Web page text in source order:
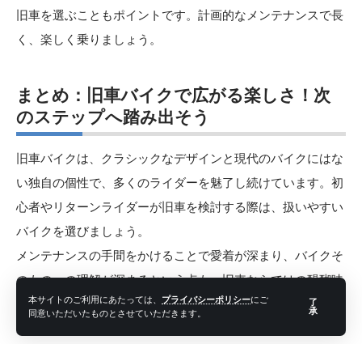
本サイトのご利用にあたっては、 プライバシーポリシーにご
同意いただいたものとさせていただきます。
了
承
旧車を選ぶこともポイントです。計画的なメンテナンスで長
く、楽しく乗りましょう。
まとめ：旧車バイクで広がる楽しさ！次
のステップへ踏み出そう
旧車バイクは、クラシックなデザインと現代のバイクにはな
い独自の個性で、多くのライダーを魅了し続けています。初
心者やリターンライダーが旧車を検討する際は、扱いやすい
バイクを選びましょう。
メンテナンスの手間をかけることで愛着が深まり、バイクそ
のものへの理解が深まるという点も、旧車ならではの醍醐味
です。旧車を楽しむためには、購入前の車両状態の確認や、
信頼できるメカニックのサポートが欠かせません。